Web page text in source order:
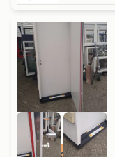
Op voorraad